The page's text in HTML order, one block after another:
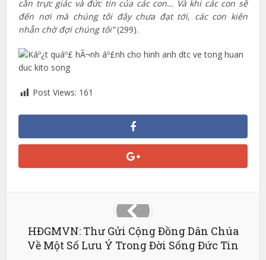
cần trực giác và đức tin của các con… Và khi các con sẽ
đến nơi mà chúng tôi đây chưa đạt tới, các con kiên
nhẫn chờ đợi chúng tôi”(299).
Post Views: 161
HĐGMVN: Thư Gửi Cộng Đồng Dân Chúa
Về Một Số Lưu Ý Trong Đời Sống Đức Tin